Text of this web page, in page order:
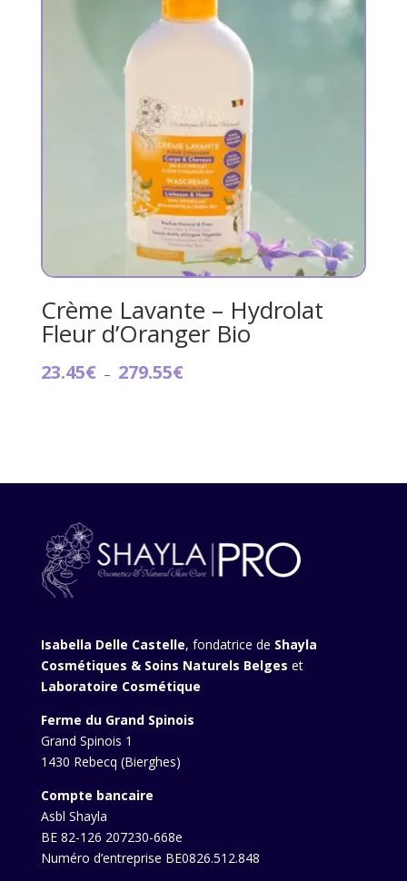
Crème Lavante – Hydrolat
Fleur d’Oranger Bio
23.45€ – 279.55€Plage
Isabella Delle Castelle, fondatrice de Shayla
Cosmétiques & Soins Naturels Belges et
Laboratoire Cosmétique
Ferme du Grand Spinois
Grand Spinois 1
1430 Rebecq (Bierghes)
Compte bancaire
Asbl Shayla
BE 82-126 207230-668e
Numéro d’entreprise BE0826.512.848